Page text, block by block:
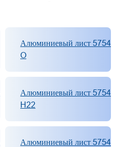
Алюминиевый лист 5754
O
Алюминиевый лист 5754
H22
Алюминиевый лист 5754